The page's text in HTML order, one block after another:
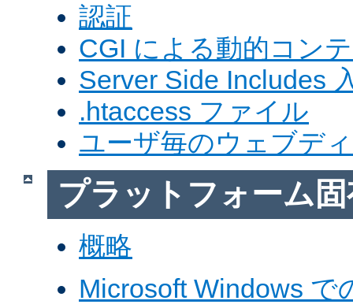
認証
CGI による動的コン
Server Side Includes
.htaccess ファイル
ユーザ毎のウェブデ
プラットフォーム
概略
Microsoft Windows で